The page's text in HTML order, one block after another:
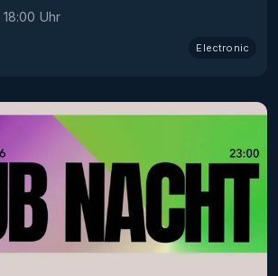
18:00 Uhr
Electronic